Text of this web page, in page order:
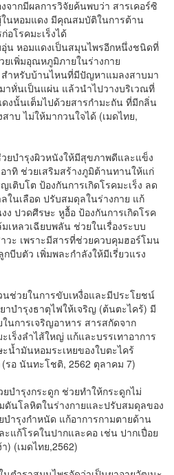
มีผลการวิจัยค้นพบว่า สารเคอร์ซิ
นหอมแดง มีคุณสมบัติในการต้าน
อโรคมะเร็งได้
อมแดงเป็นสมุนไพรอีกหนึ่งชนิดที่
เพิ่มอุณหภูมิภายในร่างกาย
รับบ้านไหนที่มีปัญหาแมลงสาบมา
าหั่นเป็นแผ่น แล้วนำไปวางบริเวณที่
งนั้นเต็มไปด้วยสารกำมะถัน ที่มีกลิ่น
บ ไม่ให้มากวนใจได้ (เมดไทย,
ำรุงผิวหนังให้มีสุขภาพดีและแข็ง
ทิ ช่วยเสริมสร้างภูมิต้านทานให้แก่
เติบโต ป้องกันการเกิดโรคมะเร็ง ลด
ในเลือด ปรับสมดุลในร่างกาย แก้
ง ปวดศีรษะ หูอื้อ ป้องกันการเกิดโรค
เหลวเฉียบพลัน ช่วยในเรื่องระบบ
ะ เพราะมีสารที่ช่วยควบคุมฮอร์โมน
บตัว เพิ่มพละกำลังให้มีเรี่ยวแรง
ยในการขับเหงื่อและมีประโยชน์
าบำรุงธาตุไฟให้เจริญ (ต้นตะไคร้) มี
นการเจริญอาหาร สารสกัดจาก
เร็งลำไส้ใหญ่ แก้และบรรเทาอาการ
น้ำมันหอมระเหยของใบตะไคร้
ด้ (รอ นันทะโชติ, 2562 ตุลาคม 7)
รุงกระดูก ช่วยทำให้กระดูกไม่
ดันโลหิตในร่างกายและปรับสมดุลของ
บำรุงกำหนัด แก้อาการกามตายด้าน
แก้โรคในปากและคอ เช่น ปากเปื่อย
) (เมดไทย,2562)